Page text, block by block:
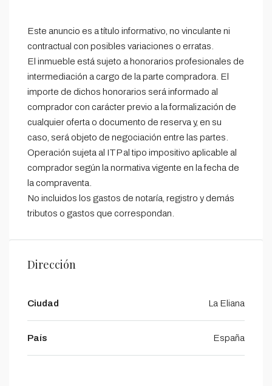
Este anuncio es a título informativo, no vinculante ni
contractual con posibles variaciones o erratas.
El inmueble está sujeto a honorarios profesionales de
intermediación a cargo de la parte compradora. El
importe de dichos honorarios será informado al
comprador con carácter previo a la formalización de
cualquier oferta o documento de reserva y, en su
caso, será objeto de negociación entre las partes.
Operación sujeta al ITP al tipo impositivo aplicable al
comprador según la normativa vigente en la fecha de
la compraventa.
No incluidos los gastos de notaría, registro y demás
tributos o gastos que correspondan.
Dirección
Ciudad La Eliana
País España